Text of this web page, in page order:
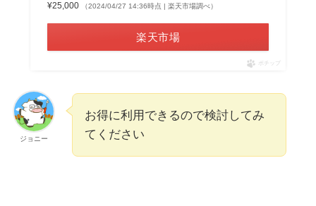
¥25,000
（2024/04/27 14:36時点 | 楽天市場調べ）
楽天市場
ポチップ
ジョニー
お得に利用できるので検討してみ
てください